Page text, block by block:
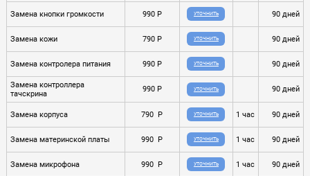
Замена кнопки громкости 990 P УТОЧНИТЬ 90 дней
Замена кожи 790 P УТОЧНИТЬ 90 дней
Замена контролера питания 990 P УТОЧНИТЬ 90 дней
Замена контроллера
тачскрина
990 P УТОЧНИТЬ 90 дней
Замена корпуса 790 P УТОЧНИТЬ 1 час 90 дней
Замена материнской платы 990 P УТОЧНИТЬ 1 час 90 дней
Замена микрофона 990 P УТОЧНИТЬ 1 час 90 дней